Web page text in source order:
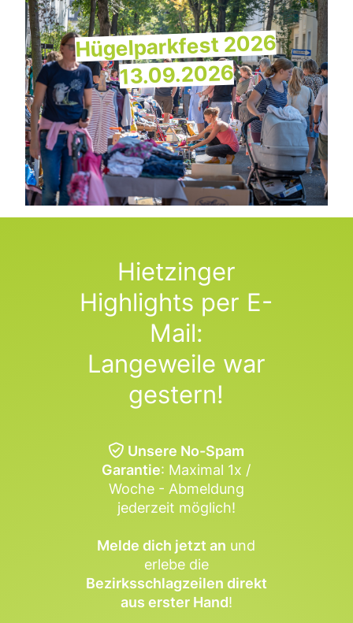
Hügelparkfest 2026
13.09.2026
Hietzinger
Highlights per E-
Mail:
Langeweile war
gestern!
Unsere No-Spam
Garantie: Maximal 1x /
Woche - Abmeldung
jederzeit möglich!
Melde dich jetzt an und
erlebe die
Bezirksschlagzeilen direkt
aus erster Hand!